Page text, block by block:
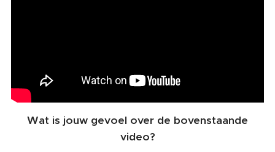
Wat is jouw gevoel over de bovenstaande
video?